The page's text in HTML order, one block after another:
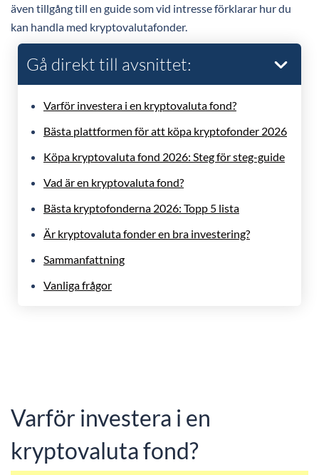
även tillgång till en guide som vid intresse förklarar hur du
kan handla med kryptovalutafonder.
Gå direkt till avsnittet:
Varför investera i en kryptovaluta fond?
Bästa plattformen för att köpa kryptofonder 2026
Köpa kryptovaluta fond 2026: Steg för steg-guide
Vad är en kryptovaluta fond?
Bästa kryptofonderna 2026: Topp 5 lista
Är kryptovaluta fonder en bra investering?
Sammanfattning
Vanliga frågor
Varför investera i en
kryptovaluta fond?